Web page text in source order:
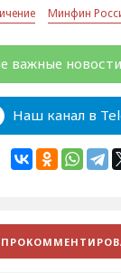
Минфин
важные
Наш канал в